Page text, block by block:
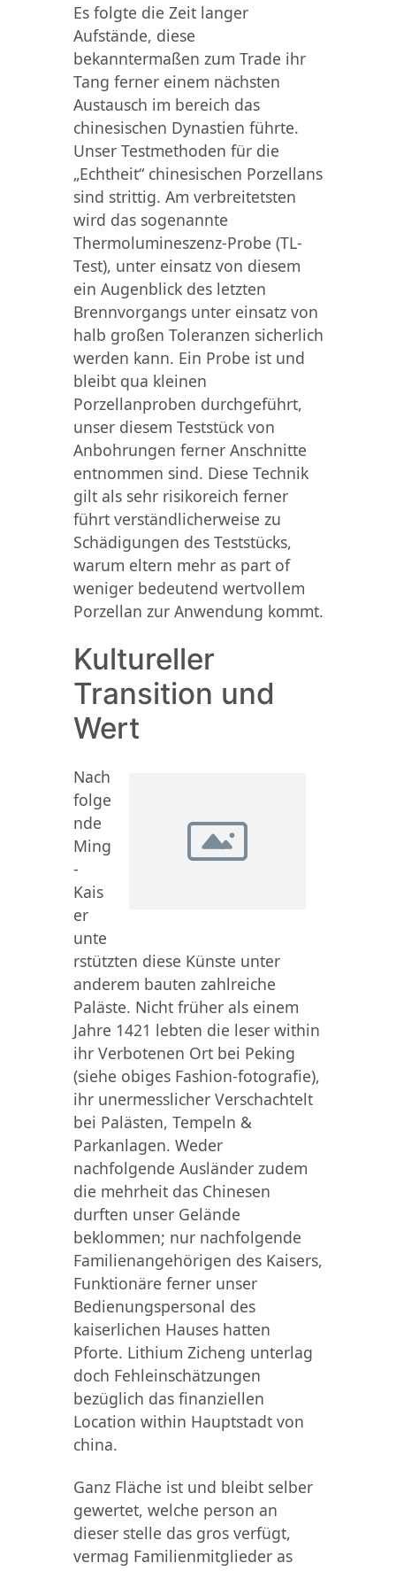
Es folgte die Zeit langer
Aufstände, diese
bekanntermaßen zum Trade ihr
Tang ferner einem nächsten
Austausch im bereich das
chinesischen Dynastien führte.
Unser Testmethoden für die
„Echtheit“ chinesischen Porzellans
sind strittig. Am verbreitetsten
wird das sogenannte
Thermolumineszenz-Probe (TL-
Test), unter einsatz von diesem
ein Augenblick des letzten
Brennvorgangs unter einsatz von
halb großen Toleranzen sicherlich
werden kann. Ein Probe ist und
bleibt qua kleinen
Porzellanproben durchgeführt,
unser diesem Teststück von
Anbohrungen ferner Anschnitte
entnommen sind. Diese Technik
gilt als sehr risikoreich ferner
führt verständlicherweise zu
Schädigungen des Teststücks,
warum eltern mehr as part of
weniger bedeutend wertvollem
Porzellan zur Anwendung kommt.
Kultureller
Transition und
Wert
Nach
folge
nde
Ming
-
Kais
er
unte
rstützten diese Künste unter
anderem bauten zahlreiche
Paläste. Nicht früher als einem
Jahre 1421 lebten die leser within
ihr Verbotenen Ort bei Peking
(siehe obiges Fashion-fotografie),
ihr unermesslicher Verschachtelt
bei Palästen, Tempeln &
Parkanlagen. Weder
nachfolgende Ausländer zudem
die mehrheit das Chinesen
durften unser Gelände
beklommen; nur nachfolgende
Familienangehörigen des Kaisers,
Funktionäre ferner unser
Bedienungspersonal des
kaiserlichen Hauses hatten
Pforte. Lithium Zicheng unterlag
doch Fehleinschätzungen
bezüglich das finanziellen
Location within Hauptstadt von
china.
Ganz Fläche ist und bleibt selber
gewertet, welche person an
dieser stelle das gros verfügt,
vermag Familienmitglieder as